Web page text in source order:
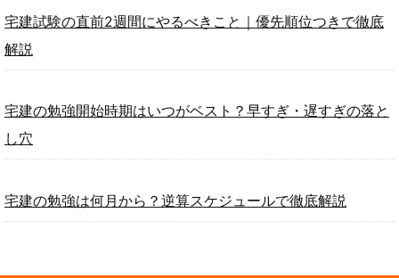
宅建試験の直前2週間にやるべきこと｜優先順位つきで徹底
解説
宅建の勉強開始時期はいつがベスト？早すぎ・遅すぎの落と
し穴
宅建の勉強は何月から？逆算スケジュールで徹底解説